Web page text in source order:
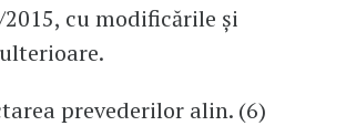
2015, cu modificările și
prevederilor alin. (6)